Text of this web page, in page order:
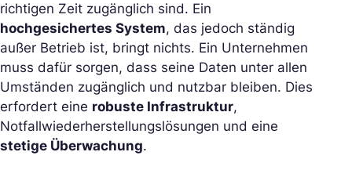
richtigen Zeit zugänglich sind. Ein
hochgesichertes System, das jedoch ständig
außer Betrieb ist, bringt nichts. Ein Unternehmen
muss dafür sorgen, dass seine Daten unter allen
Umständen zugänglich und nutzbar bleiben. Dies
erfordert eine robuste Infrastruktur,
Notfallwiederherstellungslösungen und eine
stetige Überwachung.